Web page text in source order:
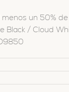
un 50%
Black / Cloud